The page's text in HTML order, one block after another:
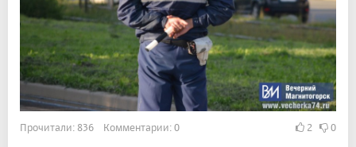
Прочитали: 836 Комментарии: 0 2 0